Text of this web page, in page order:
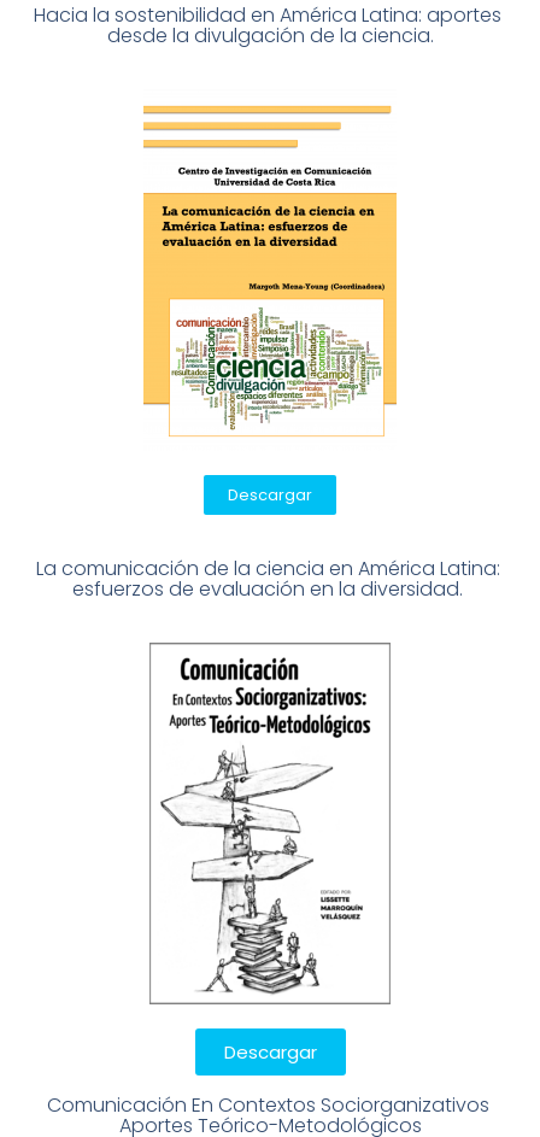
Hacia la sostenibilidad en América Latina: aportes
desde la divulgación de la ciencia.
Descargar
La comunicación de la ciencia en América Latina:
esfuerzos de evaluación en la diversidad.
Descargar
Comunicación En Contextos Sociorganizativos
Aportes Teórico-Metodológicos